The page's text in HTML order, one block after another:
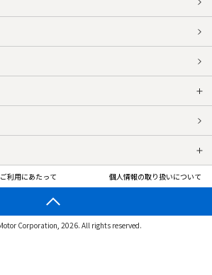
ご利用にあたって 個人情報の取り扱いについて
Corporation, 2026. All rights reserved.